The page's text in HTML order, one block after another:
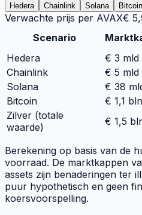
Hedera Chainlink Solana Bitcoin
Verwachte prijs per AVAX€
Scenario
Hedera
€ 3 mld
Chainlink
€ 5 mld
Solana
€ 38
Bitcoin
€ 1,1 bln
Zilver (totale
waarde)
€ 1,5
Berekening op basis van de
voorraad. De marktkappen
assets zijn benaderingen ter
puur hypothetisch en geen
koersvoorspelling.